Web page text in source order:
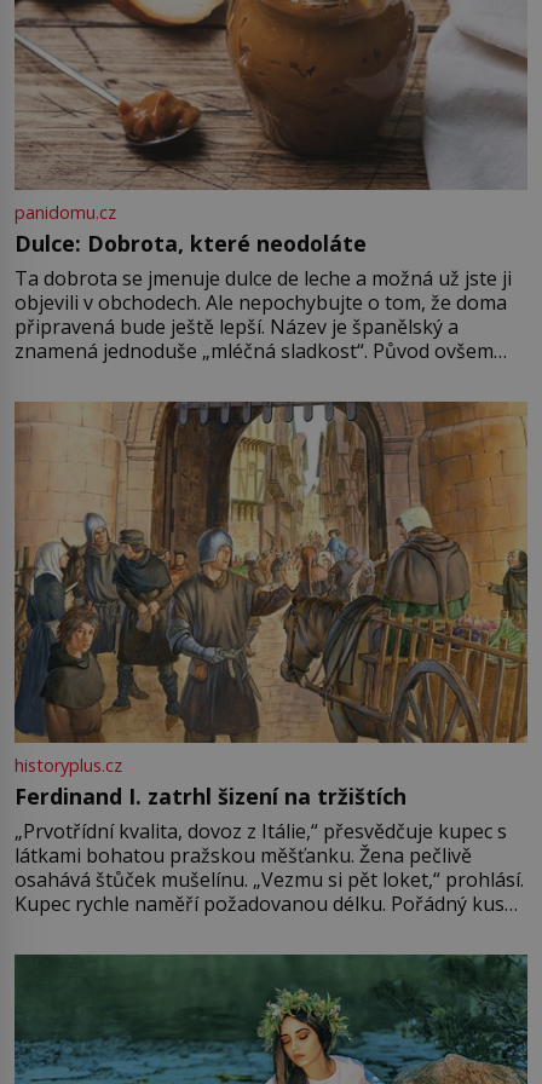
panidomu.cz
Dulce: Dobrota, které neodoláte
Ta dobrota se jmenuje dulce de leche a možná už jste ji
objevili v obchodech. Ale nepochybujte o tom, že doma
připravená bude ještě lepší. Název je španělský a
znamená jednoduše „mléčná sladkost“. Původ ovšem
pře hned několik latinskoamerických zemí a k tomu
Francie, kde se traduje,
historyplus.cz
Ferdinand I. zatrhl šizení na tržištích
„Prvotřídní kvalita, dovoz z Itálie,“ přesvědčuje kupec s
látkami bohatou pražskou měšťanku. Žena pečlivě
osahává štůček mušelínu. „Vezmu si pět loket,“ prohlásí.
Kupec rychle naměří požadovanou délku. Pořádný kus
milostpaní. Stačí jenom na sukni,“ zhodnotí švadlena
množství růžového mušelínu. „Ošidili vás, podívejte.“